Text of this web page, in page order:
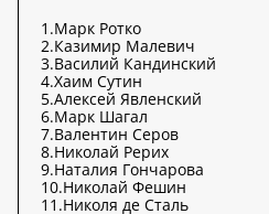
1.Марк Ротко
2.Казимир Малевич
3.Василий Кандинский
4.Хаим Сутин
5.Алексей Явленский
6.Марк Шагал
7.Валентин Серов
8.Николай Рерих
9.Наталия Гончарова
10.Николай Фешин
11.Николя де Сталь